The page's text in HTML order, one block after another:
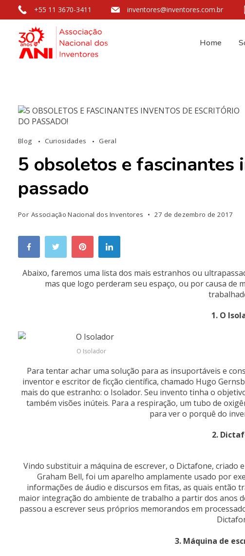
+55 11 3670-3411 inventores@inventores.com.br
Home
Blog Curiosidades Geral
5 obsoletos e fascinantes
passado
Por Associação Nacional dos Inventores 27 de dezembro de 2017
Abaixo, faremos uma lista dos mais estranhos ou
mas que logo perderam seu espaço, ou por causa
1. O
O Isolador
Para tentar achar uma solução para as insuportáveis e
inventor e escritor de ficção científica, chamado Hugo
mais do que estranho: o Isolador. Seu invento tinha o
também visões inúteis. Para a respiração, um tubo de
para ver o porquê do
2.
Vindo substituir a máquina de escrever, o Dictafone, criado
Graham Bell, foi um aparelho amplamente usado por
informações de áudio e discursos em fitas, as quais então
maior integração do ambiente de trabalho a partir dos anos
passou a escrever seus próprios memorandos em
3. Máquina de